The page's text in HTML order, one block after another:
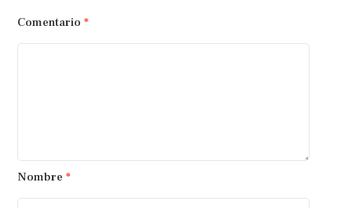
Comentario *
Nombre *